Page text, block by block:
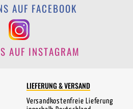
AUF FACEBOOK
AUF INSTAGRAM
LIEFERUNG & VERSAND
Versandkostenfreie Lieferung